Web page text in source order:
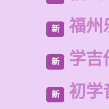
新 福州
新 学吉
新 初学